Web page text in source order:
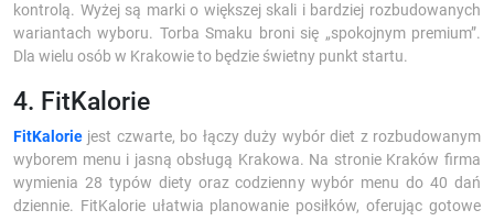
kontrolą. Wyżej są marki o większej skali i bardziej rozbudowanych
wariantach wyboru. Torba Smaku broni się „spokojnym premium”.
Dla wielu osób w Krakowie to będzie świetny punkt startu.
4. FitKalorie
FitKalorie jest czwarte, bo łączy duży wybór diet z rozbudowanym
wyborem menu i jasną obsługą Krakowa. Na stronie Kraków firma
wymienia 28 typów diety oraz codzienny wybór menu do 40 dań
dziennie. FitKalorie ułatwia planowanie posiłków, oferując gotowe